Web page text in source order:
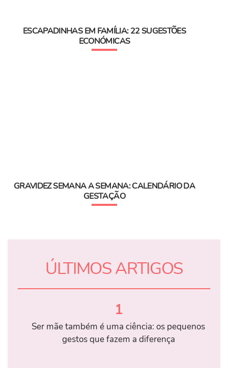
ESCAPADINHAS EM FAMÍLIA: 22 SUGESTÕES
ECONÓMICAS
GRAVIDEZ SEMANA A SEMANA: CALENDÁRIO DA
GESTAÇÃO
ÚLTIMOS ARTIGOS
1
Ser mãe também é uma ciência: os pequenos
gestos que fazem a diferença